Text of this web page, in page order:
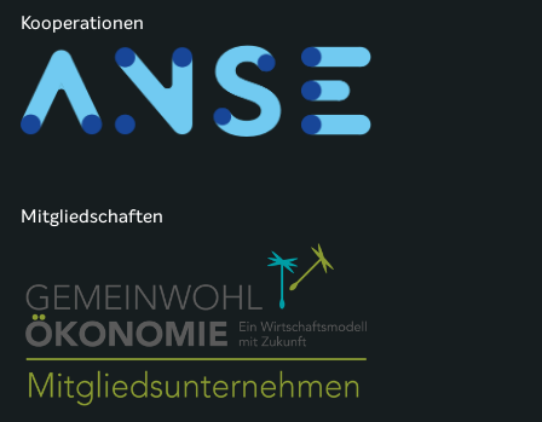
Kooperationen
Mitgliedschaften